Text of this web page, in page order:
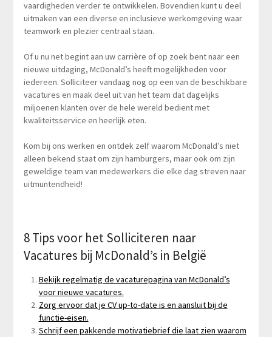
vaardigheden verder te ontwikkelen. Bovendien kunt u deel
uitmaken van een diverse en inclusieve werkomgeving waar
teamwork en plezier centraal staan.
Of u nu net begint aan uw carrière of op zoek bent naar een
nieuwe uitdaging, McDonald’s heeft mogelijkheden voor
iedereen. Solliciteer vandaag nog op een van de beschikbare
vacatures en maak deel uit van het team dat dagelijks
miljoenen klanten over de hele wereld bedient met
kwaliteitsservice en heerlijk eten.
Kom bij ons werken en ontdek zelf waarom McDonald’s niet
alleen bekend staat om zijn hamburgers, maar ook om zijn
geweldige team van medewerkers die elke dag streven naar
uitmuntendheid!
8 Tips voor het Solliciteren naar
Vacatures bij McDonald’s in België
Bekijk regelmatig de vacaturepagina van McDonald’s
voor nieuwe vacatures.
Zorg ervoor dat je CV up-to-date is en aansluit bij de
functie-eisen.
Schrijf een pakkende motivatiebrief die laat zien waarom